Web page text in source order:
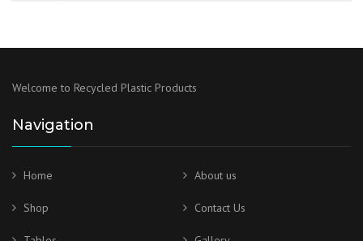
Welcome to Recycled Plastic Products
Navigation
Home About us
Shop Contact Us